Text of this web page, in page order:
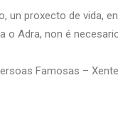
proxecto de vida,
o Adra, non é
Famosas –